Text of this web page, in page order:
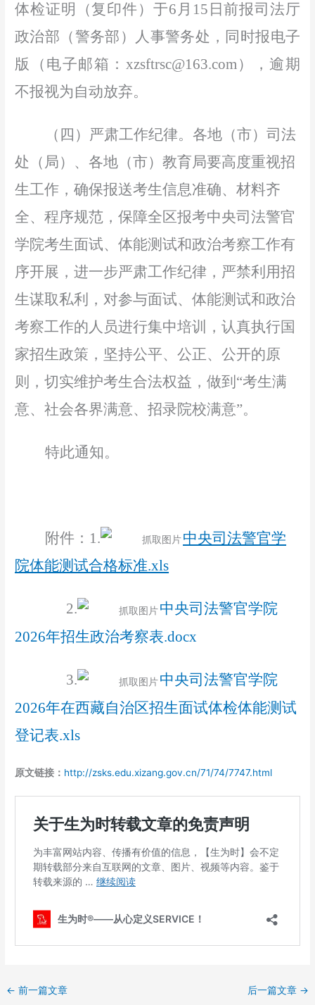
体检证明
（复印件）于6 月 15 日前报司法厅
政治部 （警务部） 人事警务处，同时报电子
版（电子邮箱： xzsftrsc@163.com） ， 逾期
不报视为自动放弃。
（ 四 ）严肃工作纪律。各地（市）司法
处（局）、各地（市）教育局要高度重视招
生工作，确保报送考生信息准确、材料齐
全、程序规范，保障全区报考中央司法警官
学院考生面试、体能测试和政治考察工作有
序开展 ，进一步严肃工作纪律，严禁利用招
生谋取私利，对参与面试、体能测试和政治
考察工作的人员进行集中培训，认真执行国
家招生政策，坚持公平、公正、公开的原
则，切实维护考生合法权益，做到 “考生满
意、社会各界满意、招录院校满意”。
特此通知。
附件 ： 1.
中央司法警官学
院体能测试合格标准.xls
2.
中央司法警官学院
2026年招生政治考察表.docx
3.
中央司法警官学院
2026年在西藏自治区招生面试体检体能测试
登记表.xls
原文链接： http://zsks.edu.xizang.gov.cn/71/74/7747.html
← 前一篇文章 后一篇文章 →